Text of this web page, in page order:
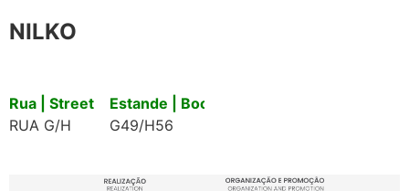
NILKO
Rua | Street
RUA G/H
Estande | Booth
G49/H56